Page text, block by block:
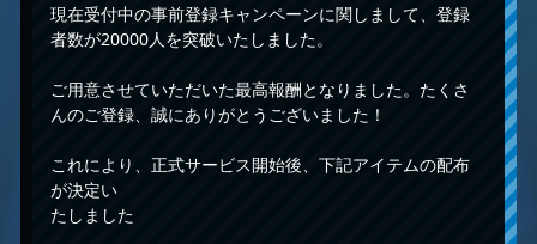
現在受付中の事前登録キャンペーンに関しまして、登録
者数が20000人を突破いたしました。
ご用意させていただいた最高報酬となりました。たくさ
んのご登録、誠にありがとうございました！
これにより、正式サービス開始後、下記アイテムの配布
が決定い
たしました